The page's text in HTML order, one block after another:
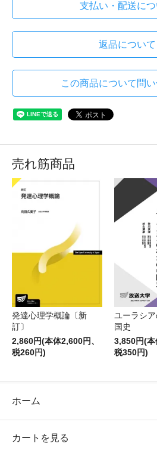
支払い・配送につ
返品について
この商品について問
売れ筋商品
発達心理学概論〔新
訂〕
2,860円(本体2,600円、
税260円)
ユーラシ
国史
3,850円(本
税350円)
ホーム
カートを見る